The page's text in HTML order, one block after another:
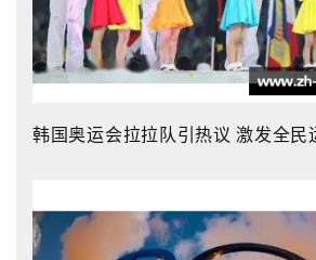
韩国奥运会拉拉队引热议 激发全民